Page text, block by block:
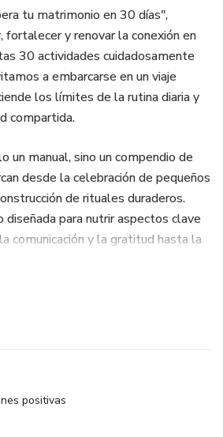
tu matrimonio en 30 días",
fortalecer y renovar la conexión en
30 actividades cuidadosamente
a embarcarse en un viaje
los límites de la rutina diaria y
compartida.
un manual, sino un compendio de
desde la celebración de pequeños
de rituales duraderos.
diseñada para nutrir aspectos clave
comunicación y la gratitud hasta la
un tesoro lleno de momentos
de su conexión a través de
de Marta y Luis, una pareja
positivas